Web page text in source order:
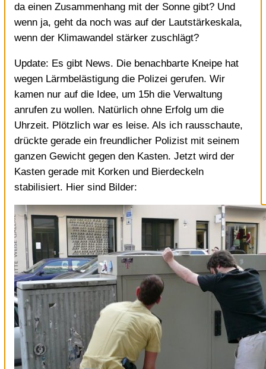
da einen Zusammenhang mit der Sonne gibt? Und
wenn ja, geht da noch was auf der Lautstärkeskala,
wenn der Klimawandel stärker zuschlägt?
Update: Es gibt News. Die benachbarte Kneipe hat
wegen Lärmbelästigung die Polizei gerufen. Wir
kamen nur auf die Idee, um 15h die Verwaltung
anrufen zu wollen. Natürlich ohne Erfolg um die
Uhrzeit. Plötzlich war es leise. Als ich rausschaute,
drückte gerade ein freundlicher Polizist mit seinem
ganzen Gewicht gegen den Kasten. Jetzt wird der
Kasten gerade mit Korken und Bierdeckeln
stabilisiert. Hier sind Bilder: